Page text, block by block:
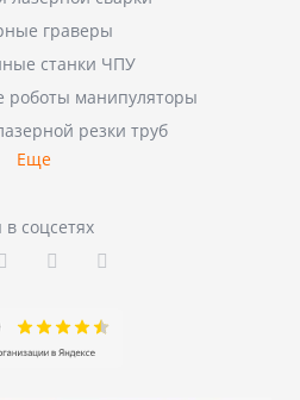
граверы
станки ЧПУ
манипуляторы
резки труб
Еще
соцсетях